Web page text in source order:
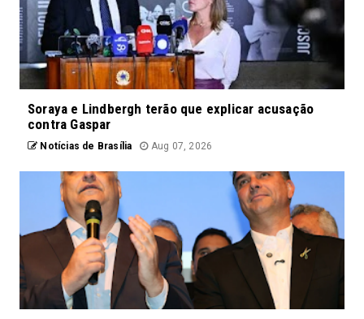
Soraya e Lindbergh terão que explicar acusação
contra Gaspar
Notícias de Brasília Aug 07, 2026